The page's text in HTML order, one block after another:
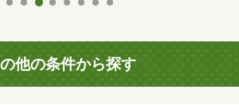
他の条件から探す